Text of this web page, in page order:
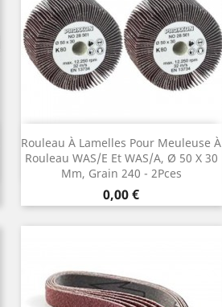
Rouleau À Lamelles Pour Meuleuse À
Rouleau WAS/E Et WAS/A, Ø 50 X 30
Mm, Grain 240 - 2Pces
Prix
0,00 €
Aperçu rapide